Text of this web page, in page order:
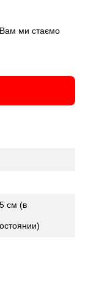
ми стаємо
см (в